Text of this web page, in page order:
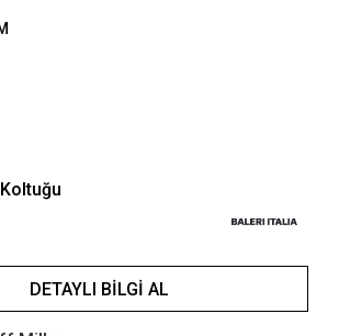
DETAYLI BILGI AL